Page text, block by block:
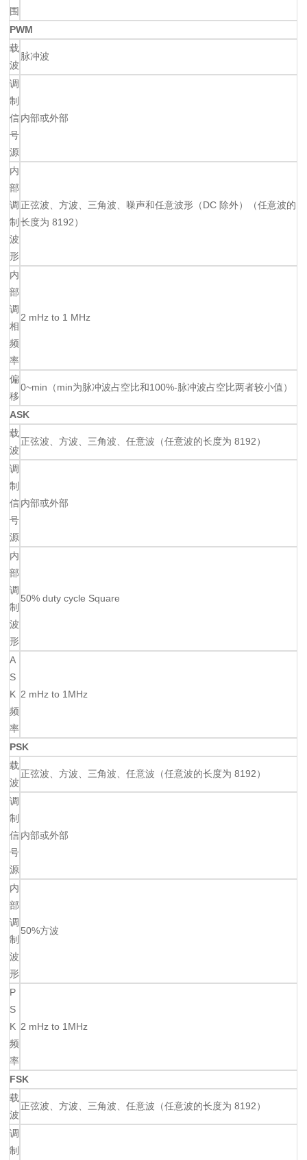
围
PWM
载
波
脉冲波
调
制
信
号
源
内部或外部
内
部
调
制
波
形
正弦波、方波、三角波、噪声和任意波形（DC 除外）（任意波的
长度为 8192）
内
部
调
相
频
率
2 mHz to 1 MHz
偏
移
0~min（min为脉冲波占空比和100%-脉冲波占空比两者较小值）
ASK
载
波
正弦波、方波、三角波、任意波（任意波的长度为 8192）
调
制
信
号
源
内部或外部
内
部
调
制
波
形
50% duty cycle Square
A
S
K
频
率
2 mHz to 1MHz
PSK
载
波
正弦波、方波、三角波、任意波（任意波的长度为 8192）
调
制
信
号
源
内部或外部
内
部
调
制
波
形
50%方波
P
S
K
频
率
2 mHz to 1MHz
FSK
载
波
正弦波、方波、三角波、任意波（任意波的长度为 8192）
调
制